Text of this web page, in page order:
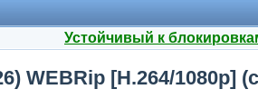
Устойчивый к
WEBRip [H.264/1080p]